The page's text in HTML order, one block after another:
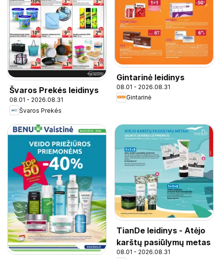
Švaros Prekés leidinys
08.01 - 2026.08.31
Švaros Prekés
Gintarinė leidinys
08.01 - 2026.08.31
Gintarinė
TianDe leidinys - Atėjo
karštų pasiūlymų metas
08.01 - 2026.08.31